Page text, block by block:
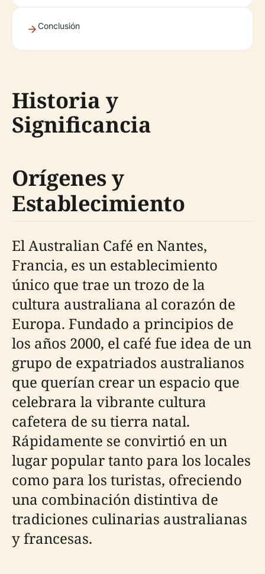
Conclusión
Historia y
Significancia
Orígenes y
Establecimiento
El Australian Café en Nantes,
Francia, es un establecimiento
único que trae un trozo de la
cultura australiana al corazón de
Europa. Fundado a principios de
los años 2000, el café fue idea de un
grupo de expatriados australianos
que querían crear un espacio que
celebrara la vibrante cultura
cafetera de su tierra natal.
Rápidamente se convirtió en un
lugar popular tanto para los locales
como para los turistas, ofreciendo
una combinación distintiva de
tradiciones culinarias australianas
y francesas.